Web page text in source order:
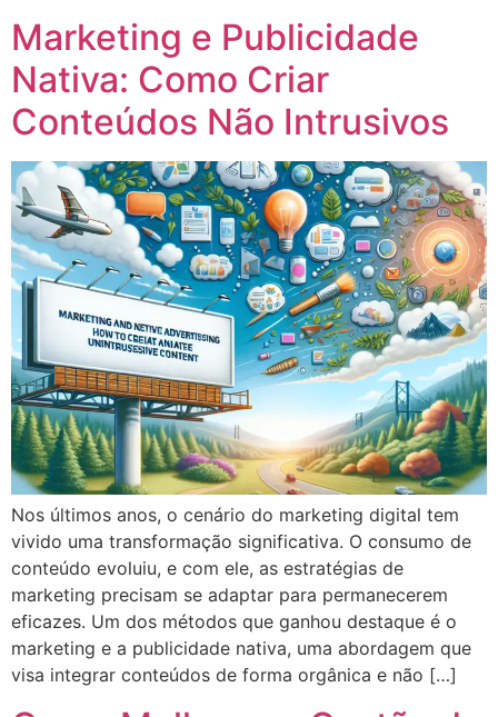
Marketing e Publicidade
Nativa: Como Criar
Conteúdos Não Intrusivos
Nos últimos anos, o cenário do marketing digital tem
vivido uma transformação significativa. O consumo de
conteúdo evoluiu, e com ele, as estratégias de
marketing precisam se adaptar para permanecerem
eficazes. Um dos métodos que ganhou destaque é o
marketing e a publicidade nativa, uma abordagem que
visa integrar conteúdos de forma orgânica e não […]